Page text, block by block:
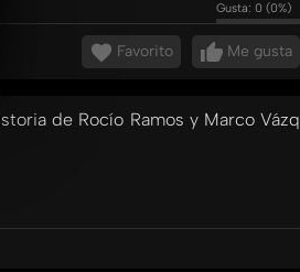
Gusta: 0 (0%)
Me gusta
Favorito
de Rocío Ramos y Marco